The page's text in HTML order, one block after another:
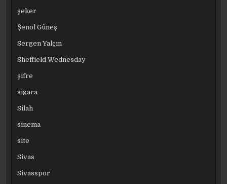
şeker
Şenol Güneş
Sergen Yalçın
Sheffield Wednesday
şifre
sigara
Silah
sinema
site
Sivas
Sivasspor